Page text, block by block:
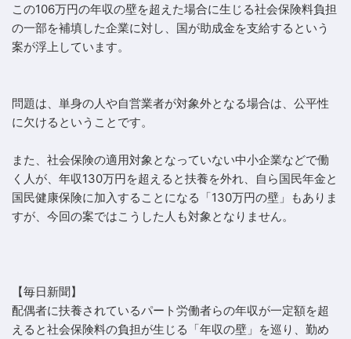
この106万円の年収の壁を超えた場合に生じる社会保険料負担
の一部を補填した企業に対し、国が助成金を支給するという
案が浮上しています。
問題は、単身の人や自営業者が対象外となる場合は、公平性
に欠けるということです。
また、社会保険の適用対象となっていない中小企業などで働
く人が、年収130万円を超えると扶養を外れ、自ら国民年金と
国民健康保険に加入することになる「130万円の壁」もありま
すが、今回の案ではこうした人も対象となりません。
【毎日新聞】
配偶者に扶養されているパート労働者らの年収が一定額を超
えると社会保険料の負担が生じる「年収の壁」を巡り、勤め